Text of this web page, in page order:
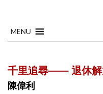
MENU
千里追尋—— 退休解
陳偉利